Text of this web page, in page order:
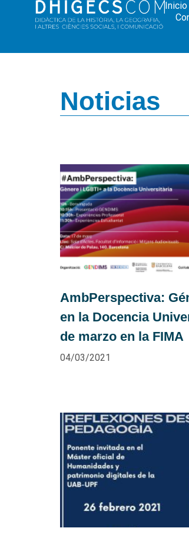
Inicio
Noticias
AmbPerspectiva:
en la Docencia
de marzo en la FIMA
04/03/2021